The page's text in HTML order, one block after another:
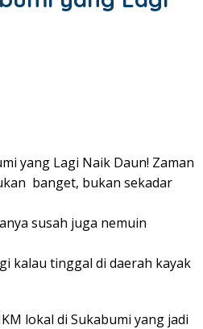
yang Lagi Naik Daun! Zaman
banget, bukan sekadar
susah juga nemuin
kalau tinggal di daerah kayak
lokal di Sukabumi yang jadi